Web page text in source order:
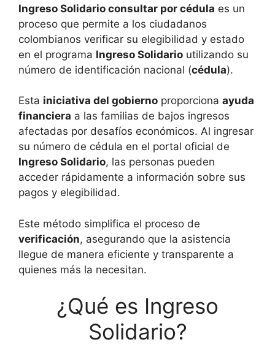
Ingreso Solidario consultar por cédula es un
proceso que permite a los ciudadanos
colombianos verificar su elegibilidad y estado
en el programa Ingreso Solidario utilizando su
número de identificación nacional (cédula).
Esta iniciativa del gobierno proporciona ayuda
financiera a las familias de bajos ingresos
afectadas por desafíos económicos. Al ingresar
su número de cédula en el portal oficial de
Ingreso Solidario, las personas pueden
acceder rápidamente a información sobre sus
pagos y elegibilidad.
Este método simplifica el proceso de
verificación, asegurando que la asistencia
llegue de manera eficiente y transparente a
quienes más la necesitan.
¿Qué es Ingreso
Solidario?